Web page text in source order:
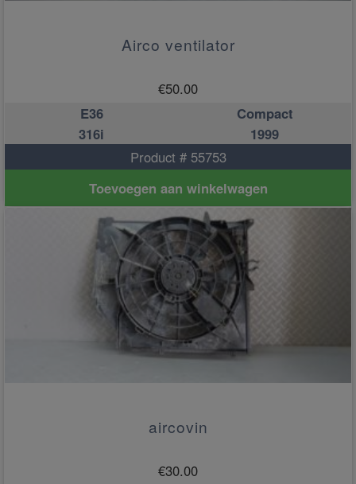
Airco ventilator
€50.00
E36
Compact
316i
1999
Product # 55753
Toevoegen aan winkelwagen
aircovin
€30.00